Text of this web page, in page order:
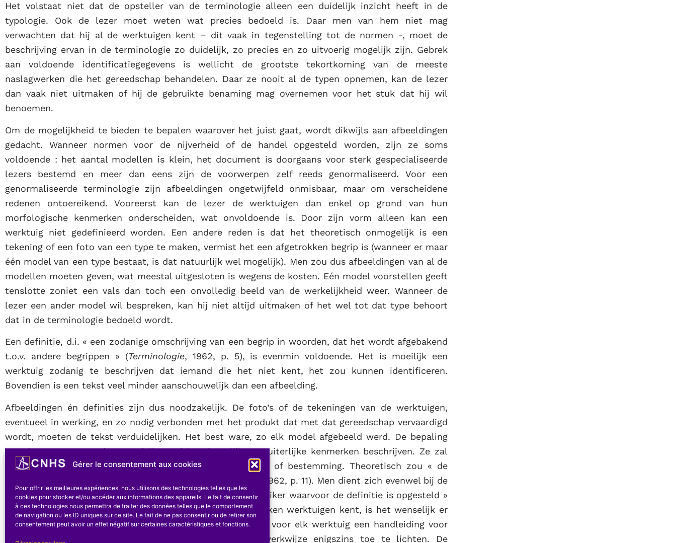
Gérer le consentement aux cookies
Pour offrir les meilleures expériences, nous utilisons des technologies telles que les
cookies pour stocker et/ou accéder aux informations des appareils. Le fait de consentir
à ces technologies nous permettra de traiter des données telles que le comportement
de navigation ou les ID uniques sur ce site. Le fait de ne pas consentir ou de retirer son
consentement peut avoir un effet négatif sur certaines caractéristiques et fonctions.
Het volstaat niet dat de opsteller van de terminologie alleen een duidelijk inzicht heeft in de
typologie. Ook de lezer moet weten wat precies bedoeld is. Daar men van hem niet mag
verwachten dat hij al de werktuigen kent – dit vaak in tegenstelling tot de normen -, moet de
beschrijving ervan in de terminologie zo duidelijk, zo precies en zo uitvoerig mogelijk zijn. Gebrek
aan voldoende identificatiegegevens is wellicht de grootste tekortkoming van de meeste
naslagwerken die het gereedschap behandelen. Daar ze nooit al de typen opnemen, kan de lezer
dan vaak niet uitmaken of hij de gebruikte benaming mag overnemen voor het stuk dat hij wil
benoemen.
Om de mogelijkheid te bieden te bepalen waarover het juist gaat, wordt dikwijls aan afbeeldingen
gedacht. Wanneer normen voor de nijverheid of de handel opgesteld worden, zijn ze soms
voldoende : het aantal modellen is klein, het document is doorgaans voor sterk gespecialiseerde
lezers bestemd en meer dan eens zijn de voorwerpen zelf reeds genormaliseerd. Voor een
genormaliseerde terminologie zijn afbeeldingen ongetwijfeld onmisbaar, maar om verscheidene
redenen ontoereikend. Vooreerst kan de lezer de werktuigen dan enkel op grond van hun
morfologische kenmerken onderscheiden, wat onvoldoende is. Door zijn vorm alleen kan een
werktuig niet gedefinieerd worden. Een andere reden is dat het theoretisch onmogelijk is een
tekening of een foto van een type te maken, vermist het een afgetrokken begrip is (wanneer er maar
één model van een type bestaat, is dat natuurlijk wel mogelijk). Men zou dus afbeeldingen van al de
modellen moeten geven, wat meestal uitgesloten is wegens de kosten. Eén model voorstellen geeft
tenslotte zoniet een vals dan toch een onvolledig beeld van de werkelijkheid weer. Wanneer de
lezer een ander model wil bespreken, kan hij niet altijd uitmaken of het wel tot dat type behoort
dat in de terminologie bedoeld wordt.
Een definitie, d.i. « een zodanige omschrijving van een begrip in woorden, dat het wordt afgebakend
t.o.v. andere begrippen » (Terminologie, 1962, p. 5), is evenmin voldoende. Het is moeilijk een
werktuig zodanig te beschrijven dat iemand die het niet kent, het zou kunnen identificeren.
Bovendien is een tekst veel minder aanschouwelijk dan een afbeelding.
Afbeeldingen én definities zijn dus noodzakelijk. De foto’s of de tekeningen van de werktuigen,
eventueel in werking, en zo nodig verbonden met het produkt dat met dat gereedschap vervaardigd
wordt, moeten de tekst verduidelijken. Het best ware, zo elk model afgebeeld werd. De bepaling
van de typen en van hun modellen zal hun innerlijke en uiterlijke kenmerken beschrijven. Ze zal
verwijzen naar andere werktuigen met gelijkaardige vorm of bestemming. Theoretisch zou « de
, 1962, p. 11). Men dient zich evenwel bij de
omschrijving van de kenmerken aan te passen aan de gebruiker waarvoor de definitie is opgesteld »
Terminologie, 1962, p. 12). Daar de lezer niet al de besproken werktuigen kent, is het wenselijk er
een uitvoerige beschrijving van te geven. Het is niet nodig voor elk werktuig een handleiding voor
leerjongens te schrijven, maar toch is het nuttig de werkwijze enigszins toe te lichten. De